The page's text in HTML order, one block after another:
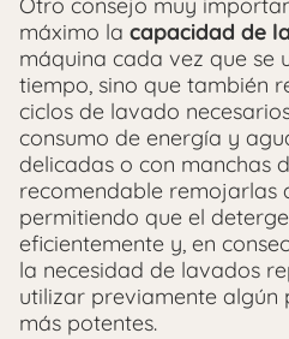
Otro consejo muy
máximo la capacidad de
máquina cada vez que se
tiempo, sino que también
ciclos de lavado
consumo de energía y
delicadas o con manchas
recomendable remojarlas
permitiendo que el
eficientemente y, en
la necesidad de lavados
utilizar previamente algún
más potentes.